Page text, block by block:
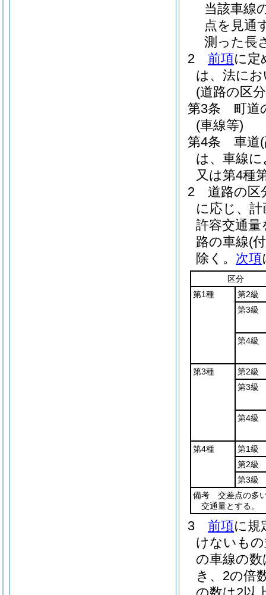
当該車線
点を見通
測った長
2
前項に定
は、法に
(道路の区
第3条
町道
(車線等)
第4条
車道
は、車線
又は第4種
2
道路の区
に応じ、
許容交通
路の車線(
除く。 次項
区分
第1種
第2級
第3級
第4級
第3種
第2級
第3級
第4級
第4種
第1級
第2級
第3級
備考 交差点の多
交通量とする。
3 前項に規
けないも
の車線の数
き、2の倍